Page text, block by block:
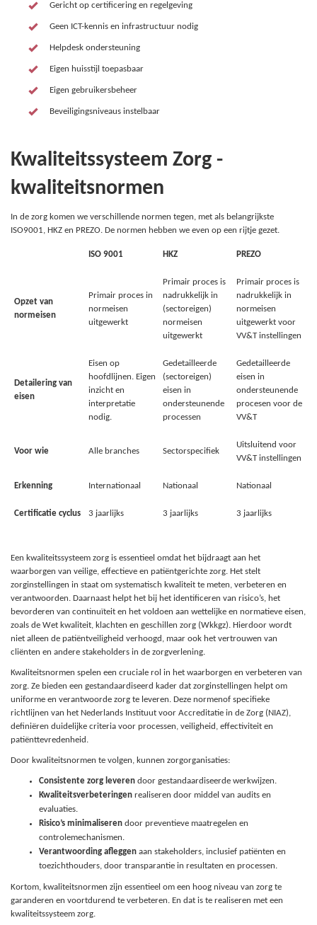
Gericht op certificering en regelgeving
Geen ICT-kennis en infrastructuur nodig
Helpdesk ondersteuning
Eigen huisstijl toepasbaar
Eigen gebruikersbeheer
Beveiligingsniveaus instelbaar
Kwaliteitssysteem Zorg -
kwaliteitsnormen
In de zorg komen we verschillende normen tegen, met als belangrijkste
ISO9001, HKZ en PREZO. De normen hebben we even op een rijtje gezet.
ISO 9001 HKZ PREZO
Opzet van
normeisen
Primair proces in
normeisen
uitgewerkt
Primair proces is
nadrukkelijk in
(sectoreigen)
normeisen
uitgewerkt
Primair proces is
nadrukkelijk in
normeisen
uitgewerkt voor
VV&T instellingen
Detailering van
eisen
Eisen op
hoofdlijnen. Eigen
inzicht en
interpretatie
nodig.
Gedetailleerde
(sectoreigen)
eisen in
ondersteunende
processen
Gedetailleerde
eisen in
ondersteunende
procesen voor de
VV&T
Voor wie Alle branches Sectorspecifiek
Uitsluitend voor
VV&T instellingen
Erkenning Internationaal Nationaal Nationaal
Certificatie cyclus 3 jaarlijks 3 jaarlijks 3 jaarlijks
Een kwaliteitssysteem zorg is essentieel omdat het bijdraagt aan het
waarborgen van veilige, effectieve en patiëntgerichte zorg. Het stelt
zorginstellingen in staat om systematisch kwaliteit te meten, verbeteren en
verantwoorden. Daarnaast helpt het bij het identificeren van risico’s, het
bevorderen van continuïteit en het voldoen aan wettelijke en normatieve eisen,
zoals de Wet kwaliteit, klachten en geschillen zorg (Wkkgz). Hierdoor wordt
niet alleen de patiëntveiligheid verhoogd, maar ook het vertrouwen van
cliënten en andere stakeholders in de zorgverlening.
Kwaliteitsnormen spelen een cruciale rol in het waarborgen en verbeteren van
zorg. Ze bieden een gestandaardiseerd kader dat zorginstellingen helpt om
uniforme en verantwoorde zorg te leveren. Deze normenof specifieke
richtlijnen van het Nederlands Instituut voor Accreditatie in de Zorg (NIAZ),
definiëren duidelijke criteria voor processen, veiligheid, effectiviteit en
patiënttevredenheid.
Door kwaliteitsnormen te volgen, kunnen zorgorganisaties:
Consistente zorg leveren door gestandaardiseerde werkwijzen.
Kwaliteitsverbeteringen realiseren door middel van audits en
evaluaties.
Risico’s minimaliseren door preventieve maatregelen en
controlemechanismen.
Verantwoording afleggen aan stakeholders, inclusief patiënten en
toezichthouders, door transparantie in resultaten en processen.
Kortom, kwaliteitsnormen zijn essentieel om een hoog niveau van zorg te
garanderen en voortdurend te verbeteren. En dat is te realiseren met een
kwaliteitssysteem zorg.